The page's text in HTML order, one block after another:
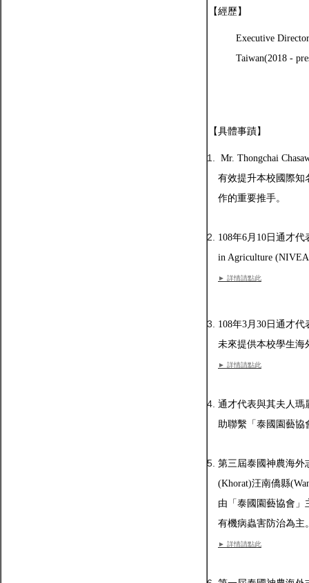
【經歷】
Executive
Taiwan(2018 -
【具體事蹟】
Mr. Thongchai
有效提升本校國際知
作的重要推手。
108年6月10日通才代
in Agriculture
► 詳情請點此
108年3月30日通才
未來提供本校學生海
► 詳情請點此
通才代表與其夫人瑪
助聯繫「泰國園藝協
第三屆泰國神農海外
(Khorat)汪南僑縣
由「泰國園藝協會」
有機病蟲害防治為主
► 詳情請點此